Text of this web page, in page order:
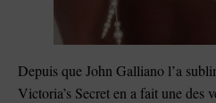
Depuis que John Galliano l’a
Victoria’s Secret en a fait une des